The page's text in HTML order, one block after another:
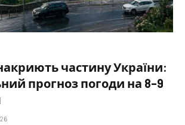
частину України:
прогноз погоди на 8–9